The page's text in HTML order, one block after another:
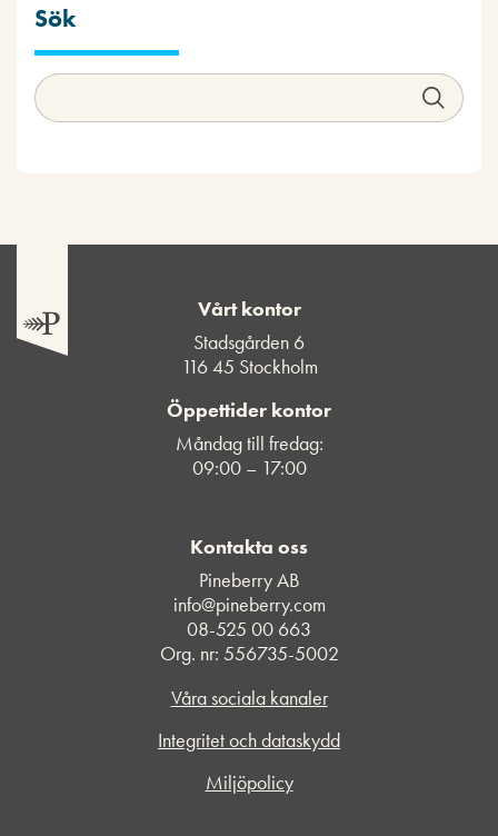
Sök
Vårt kontor
Stadsgården 6
116 45 Stockholm
Öppettider kontor
Måndag till fredag:
09:00 – 17:00
Kontakta oss
Pineberry AB
info@pineberry.com
08-525 00 663
Org. nr: 556735-5002
Våra sociala kanaler
Integritet och dataskydd
Miljöpolicy